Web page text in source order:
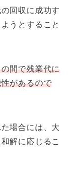
回収に成功す
うとすること
間で残業代に
があるので
場合には、大
解に応じるこ